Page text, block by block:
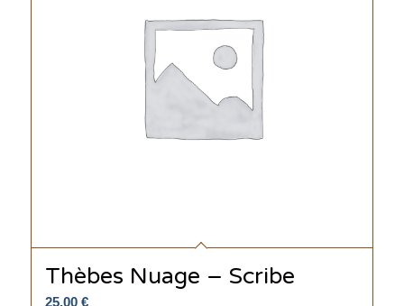
Thèbes Nuage – Scribe
25.00 €